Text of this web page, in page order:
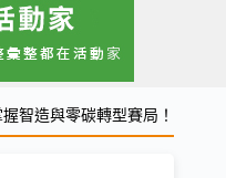
智造與零碳轉型賽局！